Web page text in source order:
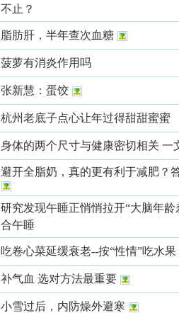
不止？
脂肪肝，半年查次血糖
菠萝有消炎作用吗
张新慧：蛋饺
杭州老底子点心让年过得甜甜蜜蜜
身体的两个尺寸与健康密切相关 一
避开全脂奶，真的更有利于减肥？
研究发现午睡正悄悄拉开“大脑年
合午睡
吃卷心菜延缓衰老--按“性情”吃水果
补气血 选对方法最重要
小雪过后，内防燥外避寒